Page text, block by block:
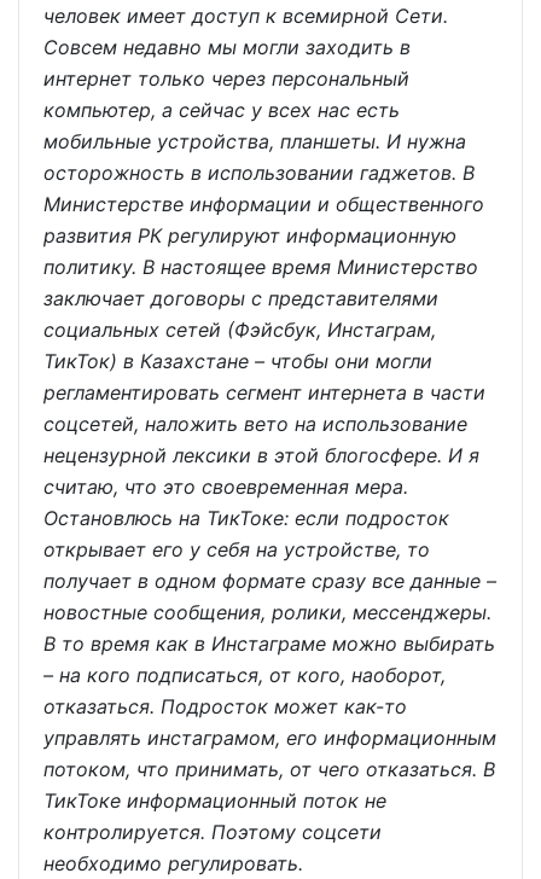
человек имеет доступ к всемирной Сети.
Совсем недавно мы могли заходить в
интернет только через персональный
компьютер, а сейчас у всех нас есть
мобильные устройства, планшеты. И нужна
осторожность в использовании гаджетов. В
Министерстве информации и общественного
развития РК регулируют информационную
политику. В настоящее время Министерство
заключает договоры с представителями
социальных сетей (Фэйсбук, Инстаграм,
ТикТок) в Казахстане – чтобы они могли
регламентировать сегмент интернета в части
соцсетей, наложить вето на использование
нецензурной лексики в этой блогосфере. И я
считаю, что это своевременная мера.
Остановлюсь на ТикТоке: если подросток
открывает его у себя на устройстве, то
получает в одном формате сразу все данные –
новостные сообщения, ролики, мессенджеры.
В то время как в Инстаграме можно выбирать
– на кого подписаться, от кого, наоборот,
отказаться. Подросток может как-то
управлять инстаграмом, его информационным
потоком, что принимать, от чего отказаться. В
ТикТоке информационный поток не
контролируется. Поэтому соцсети
необходимо регулировать.